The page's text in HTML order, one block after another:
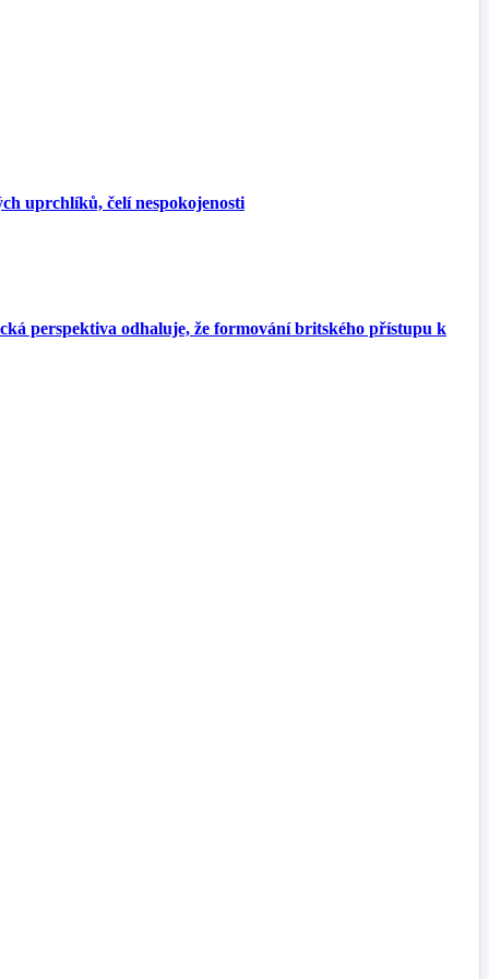
uprchlíků, čelí nespokojenosti
perspektiva odhaluje, že formování britského přístupu k